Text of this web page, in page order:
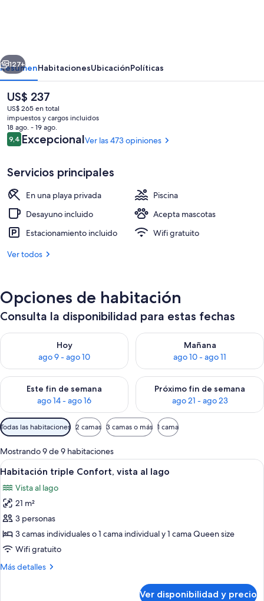
Exterior
Siguiente
127+
ResumenHabitacionesUbicaciónPolíticas
El
precio
actual
es
de
US$ 237
US$ 237
US$ 265 en total
impuestos y cargos incluidos
18 ago. - 19 ago.
Opiniones
9,49,4 de 10
ExcepcionalVer las 473 opiniones
Servicios principales
En una playa privada
Piscina
Desayuno incluido
Acepta mascotas
Estacionamiento incluido
Wifi gratuito
Ver todos
Opciones de habitación
Consulta la disponibilidad para estas fechas
Hoy
ago 9 - ago 10
Consulta la disponibilidad para hoy ago 9 - ago 10
Mañana
ago 10 - ago 11
Consulta la disponibilidad
Este fin de semana
ago 14 - ago 16
Consulta la disponibilidad para este fin de semana ago 14 -
Próximo fin de semana
ago 21 - ago 23
Consulta la disponibilidad
Filtros
disponibles
para
las
habitaciones
Todas las habitaciones 2 camas 3 camas o más 1 cama
Mostrando 9 de 9 habitaciones
Ver
todas
las
fotos
de
Habitación
triple
vista
Habitación de hotel con dos camas,
7
Habitación triple Confort, vista al lago
Vista al lago
21 m²
3 personas
3 camas individuales o 1 cama individual y 1 cama Queen size
Wifi gratuito
Más detalles
Más
Ver disponibilidad y precio